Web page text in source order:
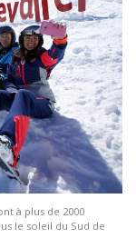
à plus de 2000
le soleil du Sud de